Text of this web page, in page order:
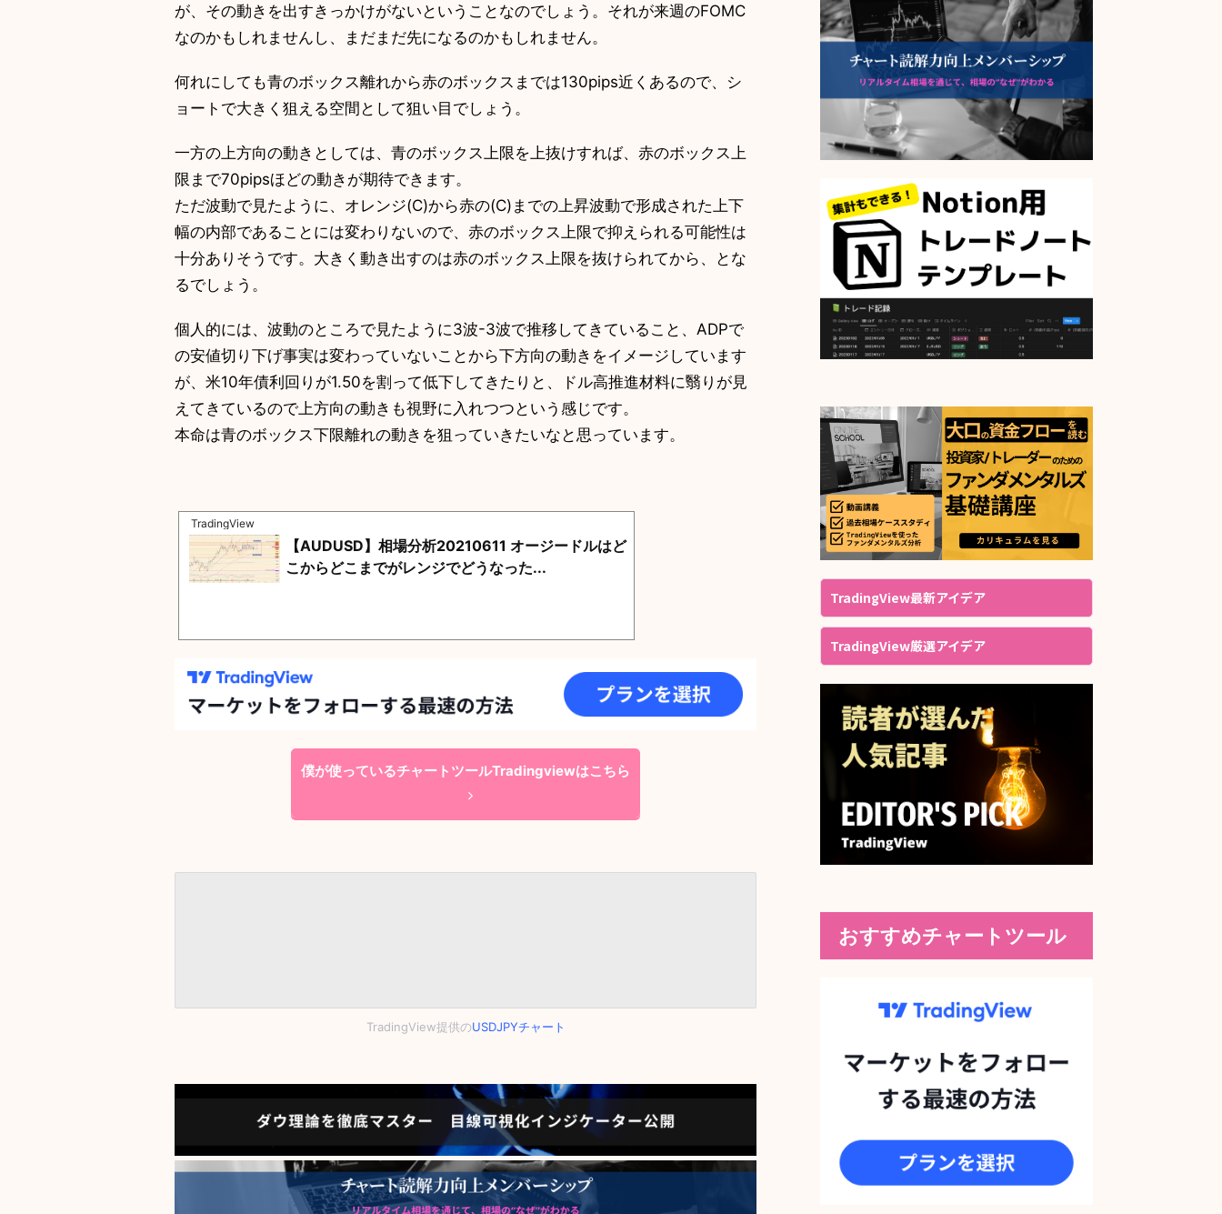
が、その動きを出すきっかけがないということなのでしょう。それが来週のFOMC
なのかもしれませんし、まだまだ先になるのかもしれません。
何れにしても青のボックス離れから赤のボックスまでは130pips近くあるので、シ
ョートで大きく狙える空間として狙い目でしょう。
一方の上方向の動きとしては、青のボックス上限を上抜けすれば、赤のボックス上
限まで70pipsほどの動きが期待できます。
ただ波動で見たように、オレンジ(C)から赤の(C)までの上昇波動で形成された上下
幅の内部であることには変わりないので、赤のボックス上限で抑えられる可能性は
十分ありそうです。大きく動き出すのは赤のボックス上限を抜けられてから、とな
るでしょう。
個人的には、波動のところで見たように3波-3波で推移してきていること、ADPで
の安値切り下げ事実は変わっていないことから下方向の動きをイメージしています
が、米10年債利回りが1.50を割って低下してきたりと、ドル高推進材料に翳りが見
えてきているので上方向の動きも視野に入れつつという感じです。
本命は青のボックス下限離れの動きを狙っていきたいなと思っています。
TradingView
【AUDUSD】相場分析20210611 オージードルはど
こからどこまでがレンジでどうなった...
僕が使っているチャートツールTradingviewはこちら
TradingView提供のUSDJPYチャート
TradingView最新アイデア
TradingView厳選アイデア
おすすめチャートツール